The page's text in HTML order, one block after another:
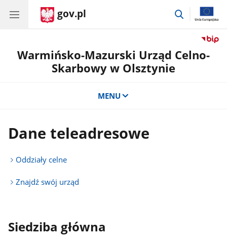
gov.pl
przejdź
Warmińsko-Mazurski Urząd Celno-
Skarbowy w Olsztynie
MENU
Dane teleadresowe
Oddziały celne
Znajdź swój urząd
Siedziba główna